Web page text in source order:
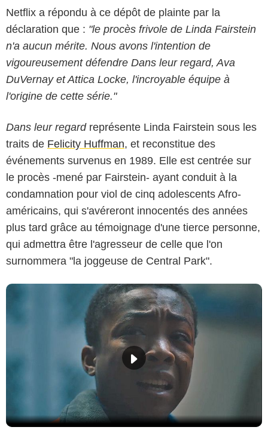
Netflix a répondu à ce dépôt de plainte par la
déclaration que : "le procès frivole de Linda Fairstein
n'a aucun mérite. Nous avons l'intention de
vigoureusement défendre Dans leur regard, Ava
DuVernay et Attica Locke, l'incroyable équipe à
l'origine de cette série."
Dans leur regardreprésente Linda Fairstein sous les
traits de Felicity Huffman, et reconstitue des
événements survenus en 1989. Elle est centrée sur
le procès -mené par Fairstein- ayant conduit à la
condamnation pour viol de cinq adolescents Afro-
américains, qui s'avéreront innocentés des années
plus tard grâce au témoignage d'une tierce personne,
qui admettra être l'agresseur de celle que l'on
surnommera "la joggeuse de Central Park".